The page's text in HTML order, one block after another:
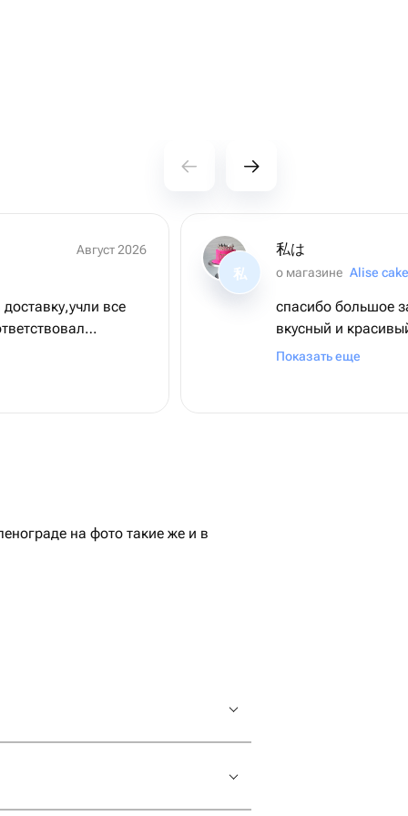
Август 2026
все
ещё.
私
私は
о магазине Alise
спасибо большое
вкусный и
сохраности
Показать еще
на фото такие же и в